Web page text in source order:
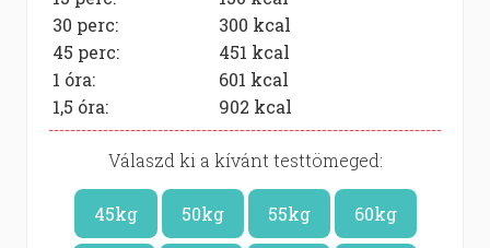
30 perc:
300 kcal
45 perc:
451 kcal
1 óra:
601 kcal
1,5 óra:
902 kcal
Válaszd ki a kívánt testtömeged:
45kg 50kg 55kg 60kg